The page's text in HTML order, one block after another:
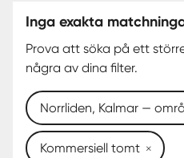
Inga exakta
Prova att söka på ett
några av dina filter.
Norrliden, Kalmar —
Kommersiell tomt